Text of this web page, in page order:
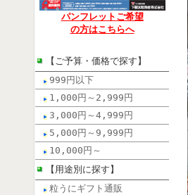
パンフレット ご希望
の方はこちらへ
【ご予算・価格で探す】
999円以下
1,000円～2,999円
3,000円～4,999円
5,000円～9,999円
10,000円～
【用途別に探す】
粒うにギフト通販